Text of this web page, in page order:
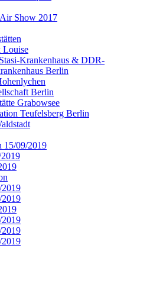
Show 2017
Louise
Krankenhaus & DDR-
Berlin
Berlin
Grabowsee
Teufelsberg Berlin
09/2019